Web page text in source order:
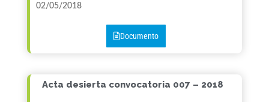
02/05/2018
Documento
Acta desierta convocatoria 007 – 2018